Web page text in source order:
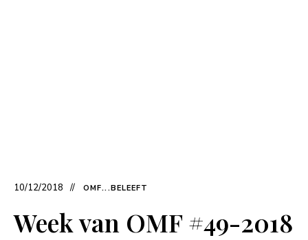
10/12/2018 OMF...BELEEFT
Week van OMF #49-2018